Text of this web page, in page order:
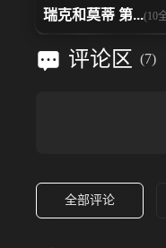
瑞克和莫蒂 第...(10
评论区 (7)
全部评论